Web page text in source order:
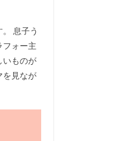
息子う
フォー主
いものが
を見なが